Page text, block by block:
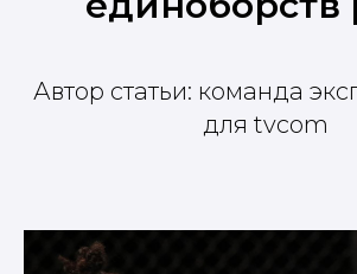
Автор статьи: команда
для tvcom